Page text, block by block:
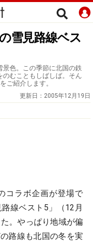
雪見路線ベス
色。この季節に北国の鉄
むこともしばしば。そん
ご紹介します。
更新日： 2005年12月19日
コラボ企画が登場で
線ベスト5」
（12月
。やっぱり地域が偏
路線も北国の冬を実